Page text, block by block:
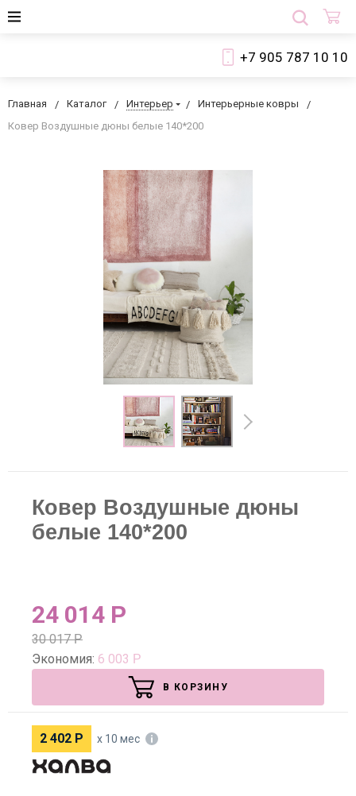
+7 905 787 10 10
Главная Каталог Интерьер
Интерьерные ковры
Ковер Воздушные дюны белые 140*200
Ковер Воздушные дюны
белые 140*200
24 014 Р
30 017Р
Экономия: 6 003 Р
В КОРЗИНУ
2 402 Р х 10 мес